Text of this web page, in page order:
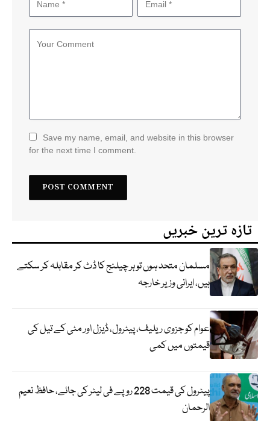
Save my name, email, and website in this browser
for the next time I comment.
تازہ ترین خبریں
مسلمان متحد ہوں تو ہر چیلنج کا ڈٹ کر مقابلہ کر سکتے
ہیں، ایرانی وزیر خارجہ
عوام کو جزوی ریلیف، پیٹرول، ڈیزل اور مٹی کے تیل کی
قیمتوں میں کمی
پیٹرول کی قیمت 228 روپے فی لیٹر کی جائے، حافظ نعیم
الرحمان